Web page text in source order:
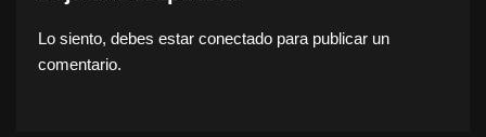
Lo siento, debes estar conectado para publicar un
comentario.